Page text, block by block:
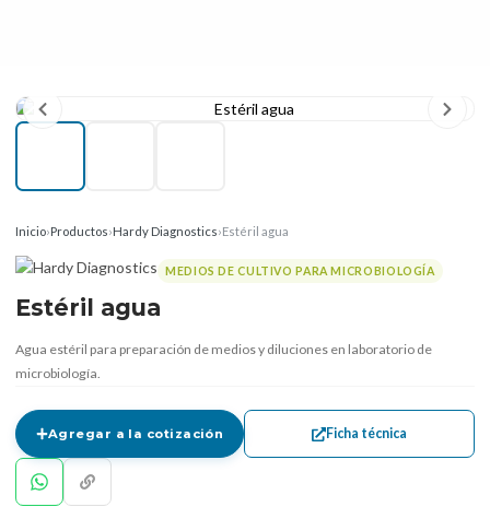
Inicio›Productos›Hardy Diagnostics›Estéril agua
MEDIOS DE CULTIVO PARA MICROBIOLOGÍA
Estéril agua
Agua estéril para preparación de medios y diluciones en laboratorio de
microbiología.
Agregar a la cotización Ficha técnica